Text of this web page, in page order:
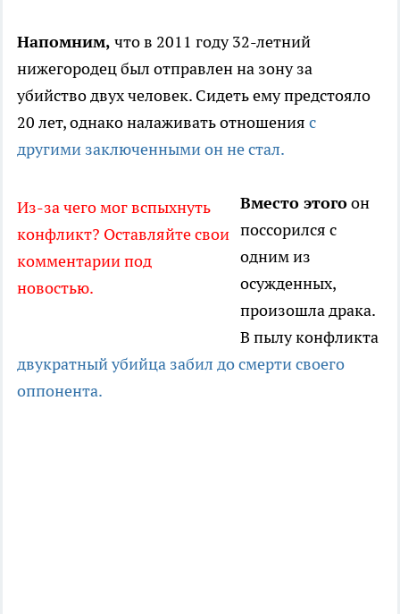
Напомним, что в 2011 году 32-летний
нижегородец был отправлен на зону за
убийство двух человек. Сидеть ему предстояло
20 лет, однако налаживать отношения с
другими заключенными он не стал.
Из-за чего мог вспыхнуть
конфликт? Оставляйте свои
комментарии под
новостью.
Вместо этогоон
поссорился с
одним из
осужденных,
произошла драка.
В пылу конфликта
двукратный убийца забил до смерти своего
оппонента.